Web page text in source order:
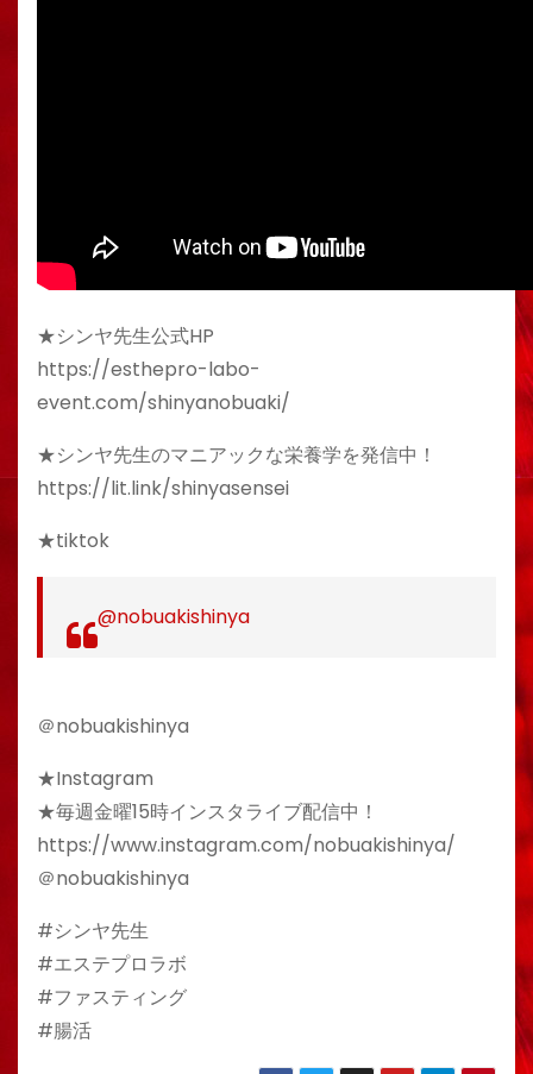
★シンヤ先生公式HP
https://esthepro-labo-
event.com/shinyanobuaki/
★シンヤ先生のマニアックな栄養学を発信中！
https://lit.link/shinyasensei
★tiktok
@nobuakishinya
＠nobuakishinya
★Instagram
★毎週金曜15時インスタライブ配信中！
https://www.instagram.com/nobuakishinya/
＠nobuakishinya
#シンヤ先生
#エステプロラボ
#ファスティング
#腸活